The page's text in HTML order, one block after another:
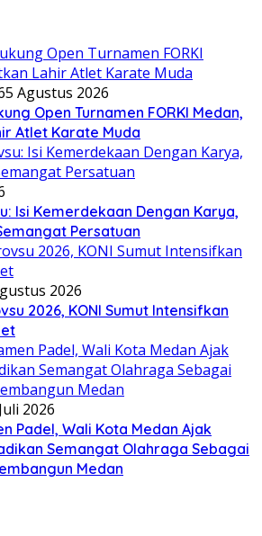
5 Agustus 2026
Open Turnamen FORKI Medan,
Atlet Karate Muda
Isi Kemerdekaan Dengan Karya,
Persatuan
2026
2026, KONI Sumut Intensifkan
2026
Padel, Wali Kota Medan Ajak
Semangat Olahraga Sebagai
Medan